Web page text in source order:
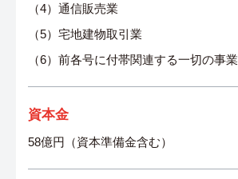
（4）通信販売業
（5）宅地建物取引業
（6）前各号に付帯関連する一切の事業
資本金
58億円（資本準備金含む）